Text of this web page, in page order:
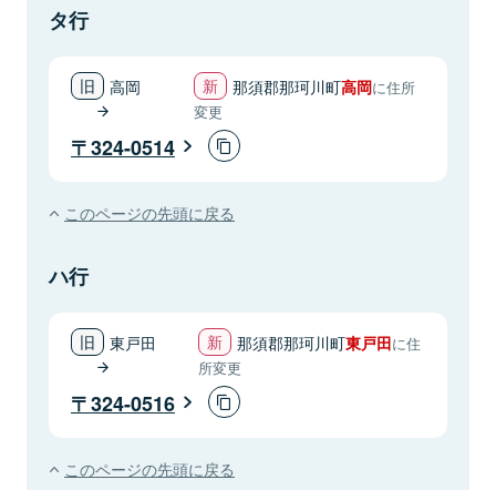
タ行
高岡 那須郡那珂川町高岡に住所
変更
324-0514
このページの先頭に戻る
ハ行
東戸田 那須郡那珂川町東戸田に住
所変更
324-0516
このページの先頭に戻る